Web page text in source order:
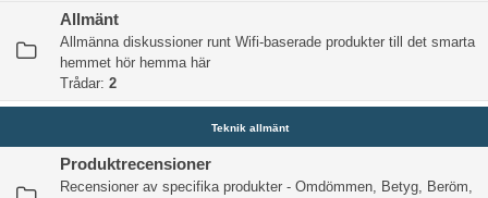
Allmänt
Allmänna diskussioner runt Wifi-baserade produkter till det smarta
hemmet hör hemma här
Trådar: 2
Teknik allmänt
Produktrecensioner
Recensioner av specifika produkter - Omdömmen, Betyg, Beröm,